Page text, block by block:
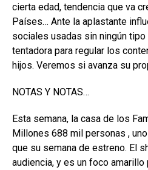
cierta edad, tendencia que va
Países… Ante la aplastante
sociales usadas sin ningún
tentadora para regular los
hijos. Veremos si avanza su
NOTAS Y NOTAS…
Esta semana, la casa de los
Millones 688 mil personas ,
que su semana de estreno. El
audiencia, y es un foco amarillo